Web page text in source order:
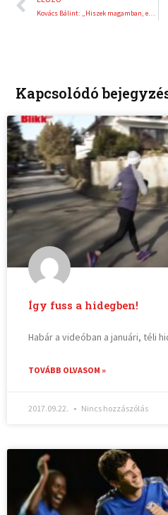
Kovács Bálint: „Hiszek magamban, ezért dolgozom már hónapok óta!”
Kapcsolódó
Így fuss a hidegben!
Habár a videóban a januári, téli
TOVÁBB OLVASOM »
2017.09.22. Nincs hozzászólás